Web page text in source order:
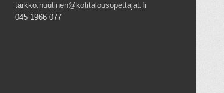
tarkko.nuutinen@kotitalousopettajat.fi
045 1966 077